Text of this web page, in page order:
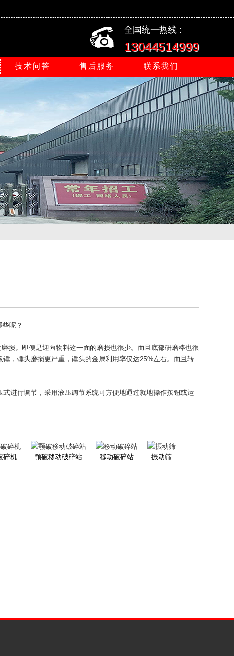
全国统一热线：
13044514999
技术问答 售后服务 联系我们
呢？
损。即便是迎向物料这一面的磨损也很少。而且底部研磨棒也很
，锤头磨损更严重，锤头的金属利用率仅达25%左右。而且转
进行调节，采用液压调节系统可方便地通过就地操作按钮或运
碎机 颚破移动破碎站 移动破碎站 振动筛